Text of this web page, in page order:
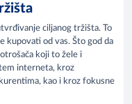
ciljanog tržišta. To
kupovati od vas. Što god da
koji to žele i
interneta, kroz
kao i kroz fokusne